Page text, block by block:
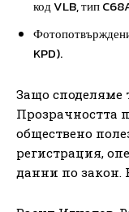
код VLB, тип
KPD).
Защо споделяме
Прозрачността
обществено
регистрация,
данни по